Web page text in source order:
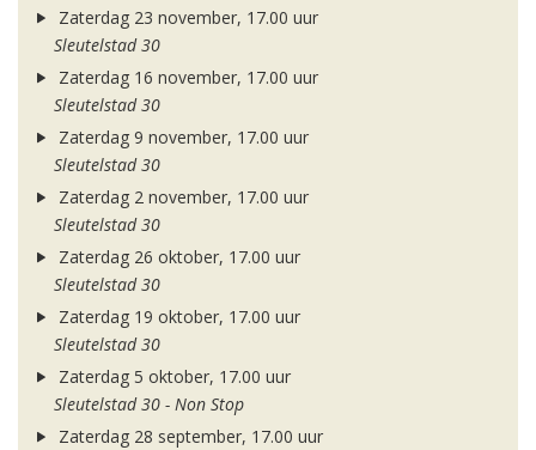
Zaterdag 23 november, 17.00 uur
Sleutelstad 30
Zaterdag 16 november, 17.00 uur
Sleutelstad 30
Zaterdag 9 november, 17.00 uur
Sleutelstad 30
Zaterdag 2 november, 17.00 uur
Sleutelstad 30
Zaterdag 26 oktober, 17.00 uur
Sleutelstad 30
Zaterdag 19 oktober, 17.00 uur
Sleutelstad 30
Zaterdag 5 oktober, 17.00 uur
Sleutelstad 30 - Non Stop
Zaterdag 28 september, 17.00 uur